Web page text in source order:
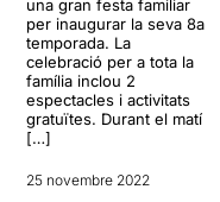
una gran festa familiar
per inaugurar la seva 8a
temporada. La
celebració per a tota la
família inclou 2
espectacles i activitats
gratuïtes. Durant el matí
[…]
25 novembre 2022